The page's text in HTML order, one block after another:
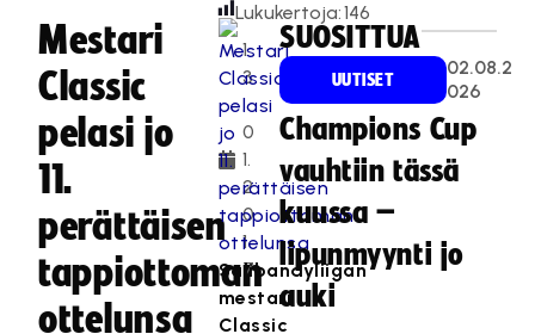
Mestari
Classic
pelasi jo
11.
perättäisen
tappiottoman
ottelunsa
1
3
.
0
1.
2
0
1
7
Lukukertoja:146
Salibandyliigan
mestari
Classic
SUOSITTUA
UUTISET
02.08.2
026
Champions Cup
vauhtiin tässä
kuussa –
lipunmyynti jo
auki